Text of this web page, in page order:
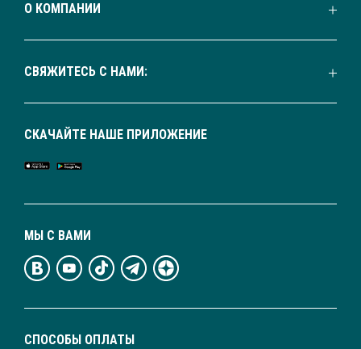
О КОМПАНИИ
СВЯЖИТЕСЬ С НАМИ:
СПОСОБЫ ОПЛАТЫ
МЫ С ВАМИ
СКАЧАЙТЕ НАШЕ ПРИЛОЖЕНИЕ